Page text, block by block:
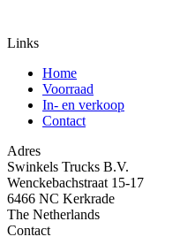
Links
Home
Voorraad
In- en verkoop
Contact
Adres
Swinkels Trucks B.V.
Wenckebachstraat 15-17
6466 NC Kerkrade
The Netherlands
Contact